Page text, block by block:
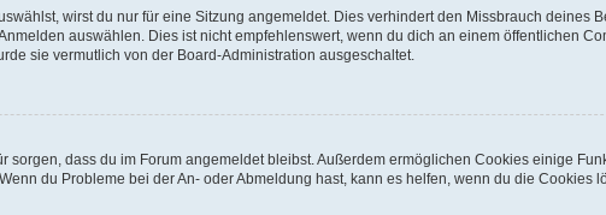
wirst du nur für eine Sitzung angemeldet. Dies verhindert den Missbrauch deines
auswählen. Dies ist nicht empfehlenswert, wenn du dich an einem öffentlichen
sie vermutlich von der Board-Administration ausgeschaltet.
sorgen, dass du im Forum angemeldet bleibst. Außerdem ermöglichen Cookies einige
du Probleme bei der An- oder Abmeldung hast, kann es helfen, wenn du die Cookies